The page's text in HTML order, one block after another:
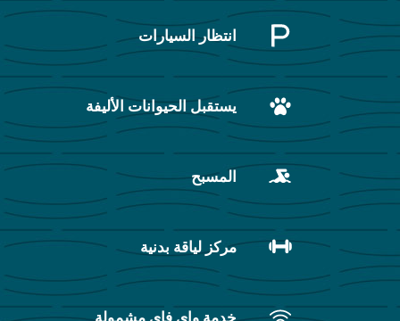
انتظار السيارات
يستقبل الحيوانات الأليفة
المسبح
مركز لياقة بدنية
خدمة واي فاي مشمولة